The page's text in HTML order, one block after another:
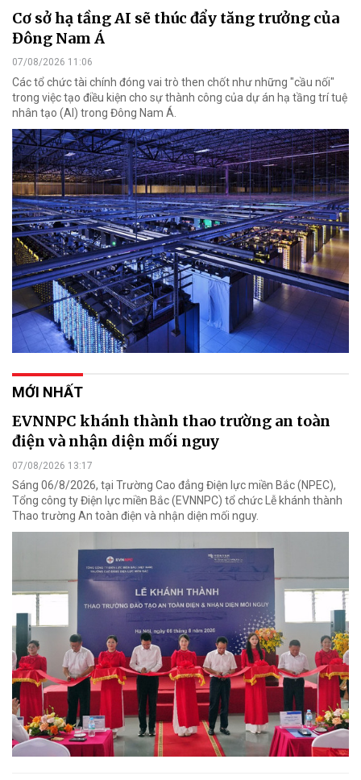
Cơ sở hạ tầng AI sẽ thúc đẩy tăng trưởng của
Đông Nam Á
07/08/2026 11:06
Các tổ chức tài chính đóng vai trò then chốt như những "cầu nối"
trong việc tạo điều kiện cho sự thành công của dự án hạ tầng trí tuệ
nhân tạo (AI) trong Đông Nam Á.
MỚI NHẤT
EVNNPC khánh thành thao trường an toàn
điện và nhận diện mối nguy
07/08/2026 13:17
Sáng 06/8/2026, tại Trường Cao đẳng Điện lực miền Bắc (NPEC),
Tổng công ty Điện lực miền Bắc (EVNNPC) tổ chức Lễ khánh thành
Thao trường An toàn điện và nhận diện mối nguy.